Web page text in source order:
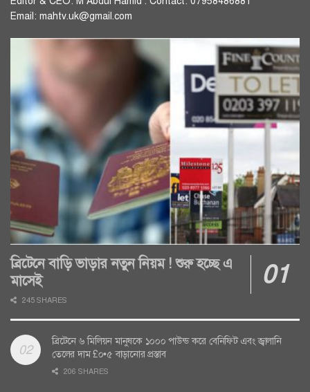
Email: mahtv.uk@gmail.com
ব্রিটেনে বাড়ি ভাড়ার নতুন নিয়ম ! শুরু হচ্ছে এ
মাসেই
245 SHARES
ব্রিটেনে ৬ মিলিয়ন মানুষকে ১০০০ পাউন্ড করে বেনিফিট এবং জ্বালানি
তেলের দাম £০•৫ বাড়ানোর প্রস্তাব
206 SHARES